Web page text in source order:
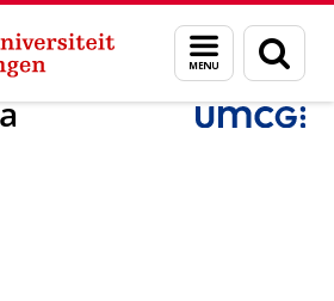
Menu
en
zoeken
M. Feenstra